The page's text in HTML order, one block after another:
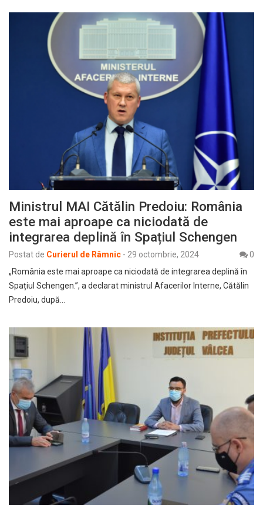
Ministrul MAI Cătălin Predoiu: România
este mai aproape ca niciodată de
integrarea deplină în Spațiul Schengen
Postat de Curierul de Râmnic - 29 octombrie, 2024
0
„România este mai aproape ca niciodată de integrarea deplină în
Spațiul Schengen.”, a declarat ministrul Afacerilor Interne, Cătălin
Predoiu, după…